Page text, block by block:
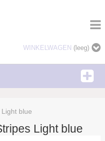
WINKELWAGEN (leeg)
blue
Light blue